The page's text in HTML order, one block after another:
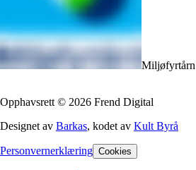
Miljøfyrtårn
Opphavsrett© 2026 Frend Digital
Designet av Barkas, kodet av Kult Byrå
Personvernerklæring Cookies